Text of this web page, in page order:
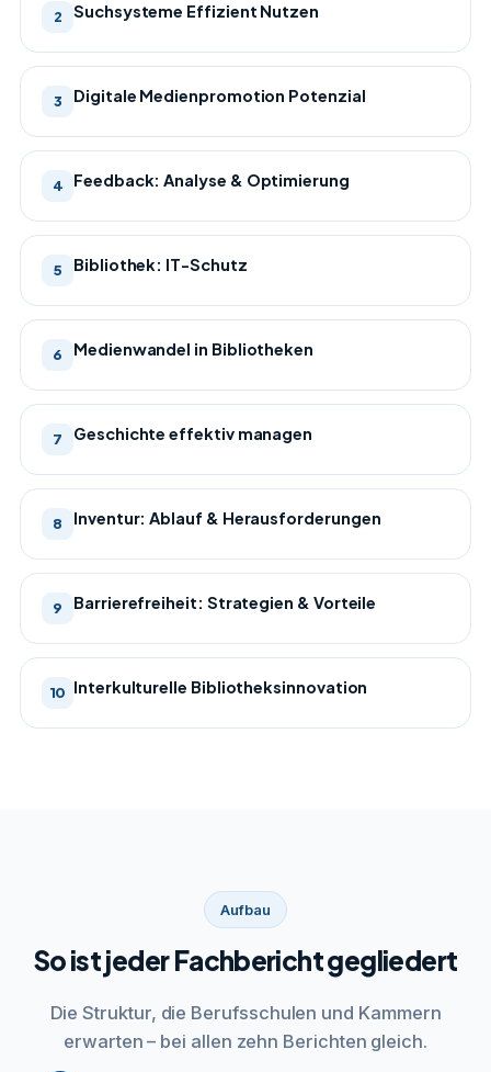
2 Suchsysteme Effizient Nutzen
3 Digitale Medienpromotion Potenzial
4 Feedback: Analyse & Optimierung
5 Bibliothek: IT-Schutz
6 Medienwandel in Bibliotheken
7 Geschichte effektiv managen
8 Inventur: Ablauf & Herausforderungen
9 Barrierefreiheit: Strategien & Vorteile
10 Interkulturelle Bibliotheksinnovation
Aufbau
So ist jeder Fachbericht gegliedert
Die Struktur, die Berufsschulen und Kammern
erwarten – bei allen zehn Berichten gleich.